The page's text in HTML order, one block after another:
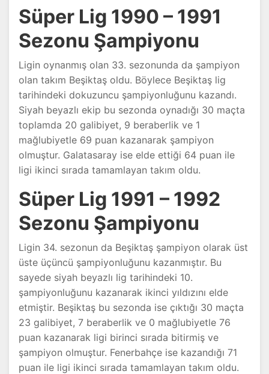
Süper Lig 1990 – 1991
Sezonu Şampiyonu
Ligin oynanmış olan 33. sezonunda da şampiyon
olan takım Beşiktaş oldu. Böylece Beşiktaş lig
tarihindeki dokuzuncu şampiyonluğunu kazandı.
Siyah beyazlı ekip bu sezonda oynadığı 30 maçta
toplamda 20 galibiyet, 9 beraberlik ve 1
mağlubiyetle 69 puan kazanarak şampiyon
olmuştur. Galatasaray ise elde ettiği 64 puan ile
ligi ikinci sırada tamamlayan takım oldu.
Süper Lig 1991 – 1992
Sezonu Şampiyonu
Ligin 34. sezonun da Beşiktaş şampiyon olarak üst
üste üçüncü şampiyonluğunu kazanmıştır. Bu
sayede siyah beyazlı lig tarihindeki 10.
şampiyonluğunu kazanarak ikinci yıldızını elde
etmiştir. Beşiktaş bu sezonda ise çıktığı 30 maçta
23 galibiyet, 7 beraberlik ve 0 mağlubiyetle 76
puan kazanarak ligi birinci sırada bitirmiş ve
şampiyon olmuştur. Fenerbahçe ise kazandığı 71
puan ile ligi ikinci sırada tamamlayan takım oldu.